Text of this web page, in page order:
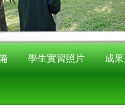
學生實習照片 成